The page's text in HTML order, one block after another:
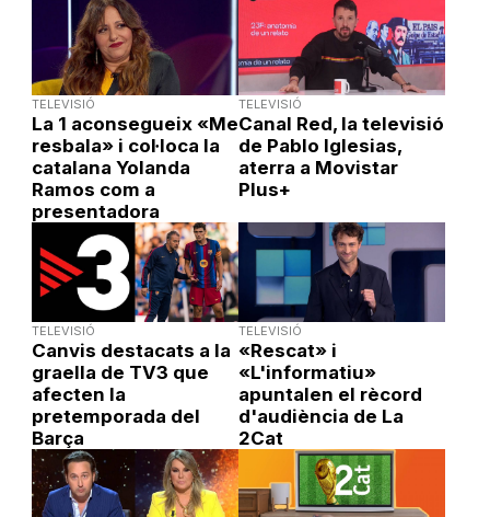
TELEVISIÓ
La 1 aconsegueix «Me
resbala» i col·loca la
catalana Yolanda
Ramos com a
presentadora
TELEVISIÓ
Canal Red, la televisió
de Pablo Iglesias,
aterra a Movistar
Plus+
TELEVISIÓ
Canvis destacats a la
graella de TV3 que
afecten la
pretemporada del
Barça
TELEVISIÓ
«Rescat» i
«L'informatiu»
apuntalen el rècord
d'audiència de La
2Cat